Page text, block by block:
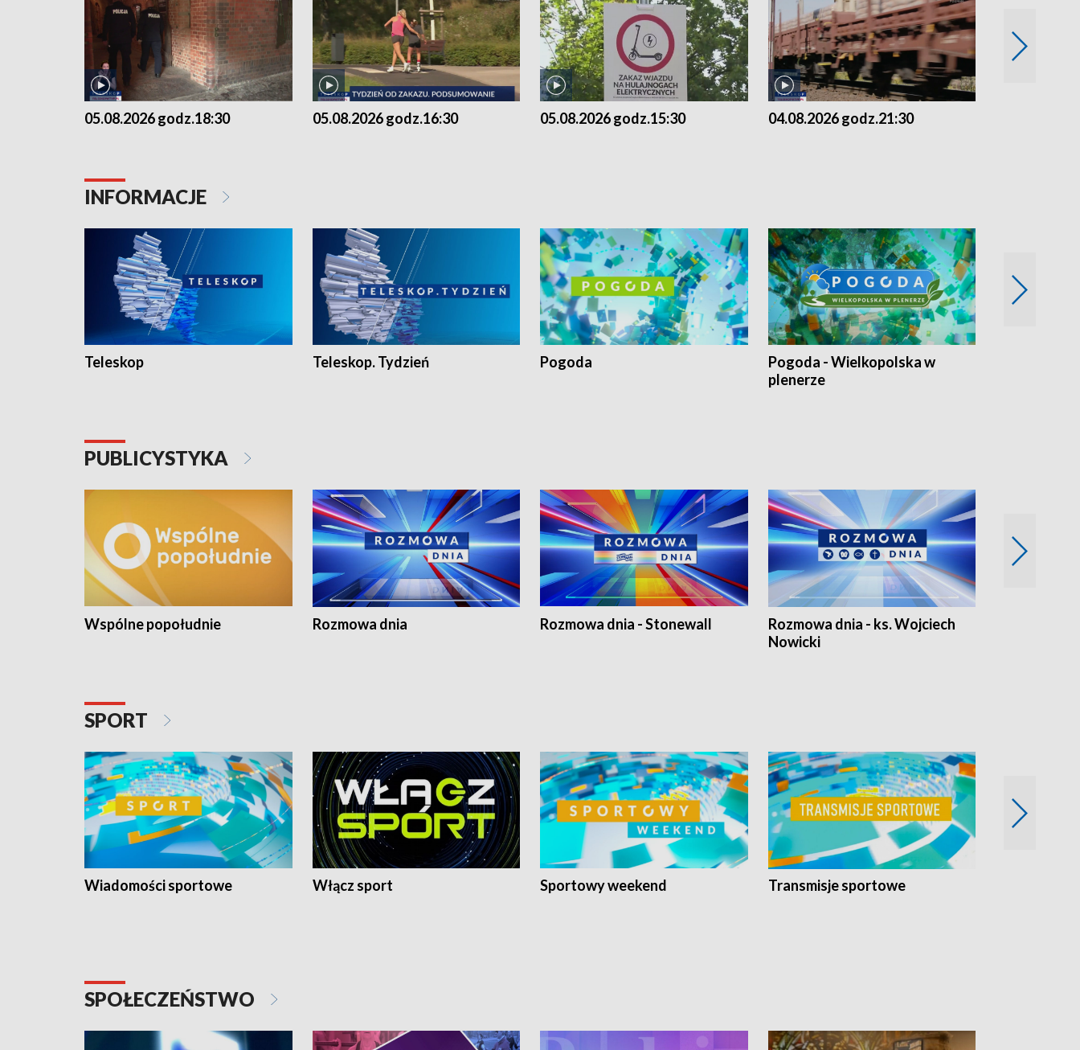
05.08.2026 godz.18:30 05.08.2026 godz.16:30 05.08.2026 godz.15:30 04.08.2026 godz.21:30
INFORMACJE
Teleskop Teleskop. Tydzień Pogoda
Pogoda - Wielkopolska w
plenerze
PUBLICYSTYKA
Wspólne popołudnie Rozmowa dnia Rozmowa dnia - Stonewall
Rozmowa dnia - ks. Wojciech
Nowicki
SPORT
Wiadomości sportowe Włącz sport Sportowy weekend Transmisje sportowe
SPOŁECZEŃSTWO